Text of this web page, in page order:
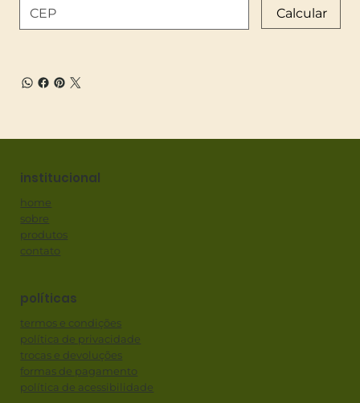
Calcular
institucional
home
sobre
produtos
contato
políticas
termos e condições
política de privacidade
trocas e devoluções
formas de pagamento
política de acessibilidade